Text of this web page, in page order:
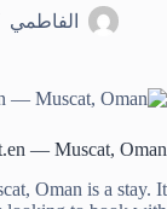
الفاطمي
— Muscat, Oman?
Oman is a stay. It